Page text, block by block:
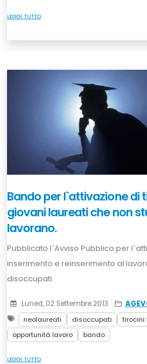
LEGGI TUTTO
Bando per l`attivazione di
giovani laureati che non
lavorano.
Pubblicato l`Avviso Pubblico per
inserimento e reinserimento al
disoccupati.
Luned, 02 Settembre 2013
neolaureati
disoccupati
tirocini
opportunità lavoro
bando
LEGGI TUTTO